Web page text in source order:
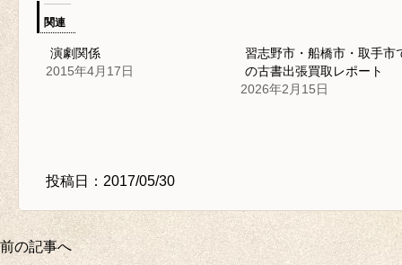
関連
演劇関係
2015年4月17日
習志野市・船橋市・取手市
の古書出張買取レポート
2026年2月15日
投稿日：2017/05/30
前の記事へ